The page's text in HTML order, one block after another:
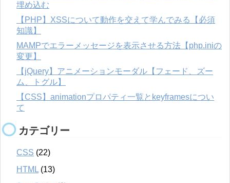
埋め込む
【PHP】XSSについて動作を交えて学んでみる【必須
知識】
MAMPでエラーメッセージを表示させる方法【php.iniの
変更】
【jQuery】アニメーションモーダル【フェード、ズー
ム、トグル】
【CSS】animationプロパティ一覧とkeyframesについ
て
カテゴリー
CSS (22)
HTML (13)